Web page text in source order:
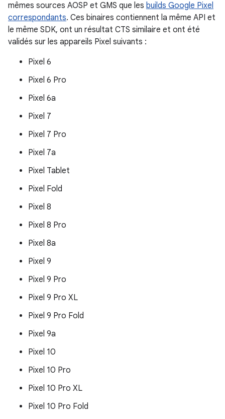
mêmes sources AOSP et GMS que les builds Google Pixel
correspondants. Ces binaires contiennent la même API et
le même SDK, ont un résultat CTS similaire et ont été
validés sur les appareils Pixel suivants :
Pixel 6
Pixel 6 Pro
Pixel 6a
Pixel 7
Pixel 7 Pro
Pixel 7a
Pixel Tablet
Pixel Fold
Pixel 8
Pixel 8 Pro
Pixel 8a
Pixel 9
Pixel 9 Pro
Pixel 9 Pro XL
Pixel 9 Pro Fold
Pixel 9a
Pixel 10
Pixel 10 Pro
Pixel 10 Pro XL
Pixel 10 Pro Fold